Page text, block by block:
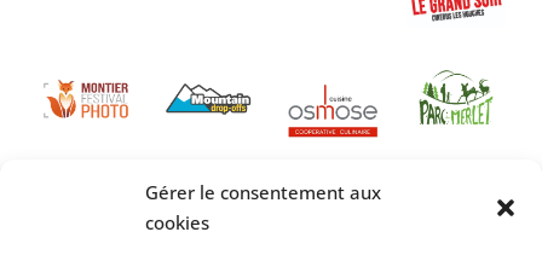
Gérer le consentement aux
cookies